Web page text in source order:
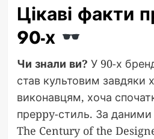
Цікаві факти
90-х
Чи знали ви? У 90-х
став культовим завдяки
виконавцям, хоча
преppy-стиль. За даними
The Century of the